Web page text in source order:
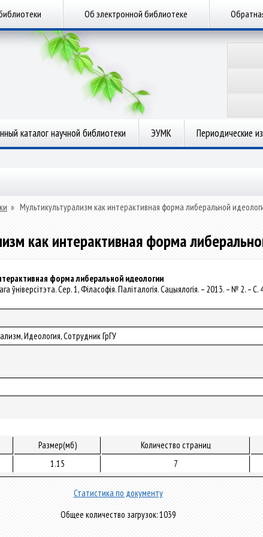
Об электронной библиотеке
каталог научной библиотеки ЭУМК Периодические
» Мультикультурализм как интерактивная форма либеральной
как интерактивная форма
форма либеральной идеологии
ўніверсітэта. Сер. 1, Філасофія. Паліталогія. Сацыялогія. – 2013. – № 2. – С.
Идеология, Сотрудник ГрГУ
Размер(мб) Количество страниц
1.15 7
Статистика по документу
Общее количество загрузок: 1039